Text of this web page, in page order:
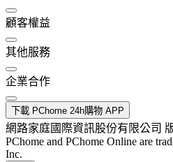
顧客權益
其他服務
企業合作
下載 PChome 24h購物 APP
網路家庭國際資訊股份有限公司
PChome and PChome Online are
Inc.